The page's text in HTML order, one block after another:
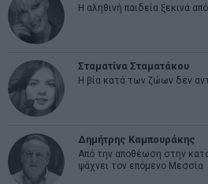
Η αληθινή παιδεία ξεκινά
Σταματίνα Σταματάκου
Η βία κατά των ζώων δεν
Δημήτρης Καμπουράκης
Από την αποθέωση στην
ψάχνει τον επόμενο Μεσσία